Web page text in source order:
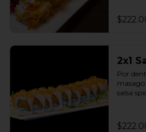
2x1
Por
salsa